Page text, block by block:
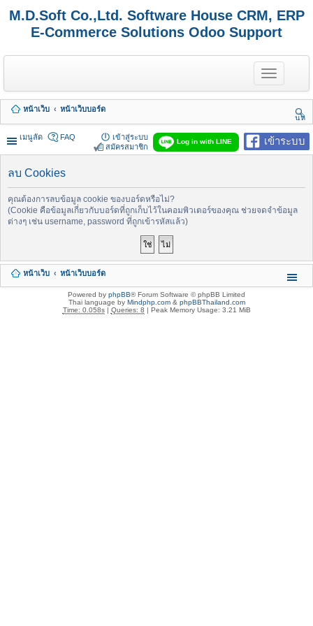
M.D.Soft Co.,Ltd. Software House CRM, ERP
E-Commerce Solutions Odoo Support
T
o
g
e
n
a
v
a
i
หน้าเว็บ
หน้าเว็บบอร์ด
นห
า
เมนูลัด
เข้าระบบ
Log in with LINE
FAQ
เข้าสู่ระบบ
สมัครสมาชิก
ลบ Cookies
คุณต้องการลบข้อมูล cookie ของบอร์ดหรือไม่?
(Cookie คือข้อมูลเกี่ยวกับบอร์ดที่ถูกเก็บไว้ในคอมพิวเตอร์ของคุณ ช่วยจดจำข้อมูล
ต่างๆ เช่น username, password ที่ถูกเข้ารหัสแล้ว)
หน้าเว็บ หน้าเว็บบอร์ด
Powered by phpBB® Forum Software © phpBB Limited
Thai language by Mindphp.com& phpBBThailand.com
Time: 0.058s| Queries: 8 | Peak Memory Usage: 3.21 MiB